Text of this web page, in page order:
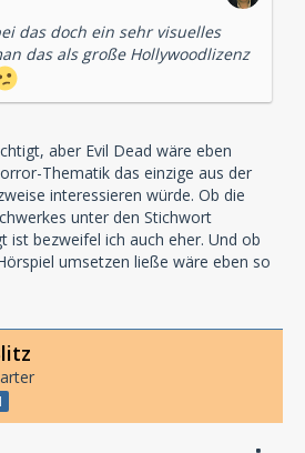
das doch ein sehr visuelles
das als große Hollywoodlizenz
aber Evil Dead wäre eben
Thematik das einzige aus der
interessieren würde. Ob die
unter den Stichwort
ist bezweifel ich auch eher. Und ob
umsetzen ließe wäre eben so